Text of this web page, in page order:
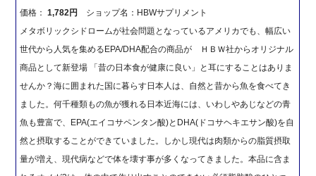
価格：1,782円
ショップ名：HBWサプリメント
メタボリックシドロームが社会問題となっているアメリカでも、幅広い
世代から人気を集めるEPA/DHA配合の商品が ＨＢＷ社からオリジナル
商品として新登場 「昔の日本食が健康に良い」と耳にすることはありま
せんか？海に囲まれた国に暮らす日本人は、自然と昔から魚を食べてき
ました。何千種類もの魚が獲れる日本近海には、いわしやあじなどの青
魚も豊富で、EPA(エイコサペンタン酸)とDHA(ドコサヘキエサン酸)を自
然と摂取することができていました。しかし現代は肉類からの脂質摂取
量が増え、現代病などで体を壊す事が多くなってきました。本品に含ま